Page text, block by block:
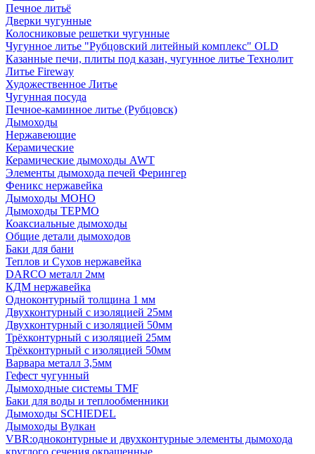
Печное литьё
Дверки чугунные
Колосниковые решетки чугунные
Чугунное литье "Рубцовский литейный комплекс" OLD
Казанные печи, плиты под казан, чугунное литье Технолит
Литье Fireway
Художественное Литье
Чугунная посуда
Печное-каминное литье (Рубцовск)
Дымоходы
Нержавеющие
Керамические
Керамические дымоходы AWT
Элементы дымохода печей Ферингер
Феникс нержавейка
Дымоходы МОНО
Дымоходы ТЕРМО
Коаксиальные дымоходы
Общие детали дымоходов
Баки для бани
Теплов и Сухов нержавейка
DARCO металл 2мм
КДМ нержавейка
Одноконтурный толщина 1 мм
Двухконтурный с изоляцией 25мм
Двухконтурный с изоляцией 50мм
Трёхконтурный с изоляцией 25мм
Трёхконтурный с изоляцией 50мм
Варвара металл 3,5мм
Гефест чугунный
Дымоходные системы TMF
Баки для воды и теплообменники
Дымоходы SCHIEDEL
Дымоходы Вулкан
VBR:одноконтурные и двухконтурные элементы дымохода
круглого сечения окрашенные